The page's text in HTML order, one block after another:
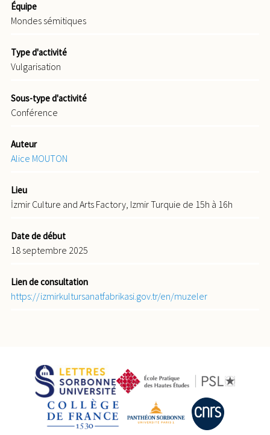
Équipe
Mondes sémitiques
Type d'activité
Vulgarisation
Sous-type d'activité
Conférence
Auteur
Alice MOUTON
Lieu
İzmir Culture and Arts Factory, Izmir Turquie de 15h à 16h
Date de début
18 septembre 2025
Lien de consultation
https://izmirkultursanatfabrikasi.gov.tr/en/muzeler